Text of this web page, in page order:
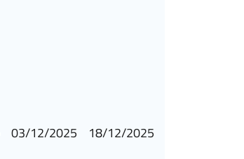
03/12/2025 18/12/2025